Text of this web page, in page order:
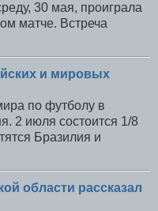
30 мая, проиграла
матче. Встреча
и мировых
по футболу в
2 июля состоится 1/8
Бразилия и
области рассказал